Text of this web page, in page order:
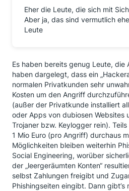
Eher die Leute, die sich mit
Aber ja, das sind vermutlich
Leute
Es haben bereits genug Leute, die
haben dargelegt, dass ein
normalen Privatkunden sehr
Kosten um den Angriff
(außer der Privatkunde installiert
oder Apps von dubiosen Websites
Trojaner bzw. Keylogger rein).
1 Mio Euro (pro Angriff) durchaus
Möglichkeiten bleiben weiterhin
Social Engineering, worüber
der „leergeräumten Konten“
selbst Zahlungen freigibt und
Phishingseiten eingibt. Dann